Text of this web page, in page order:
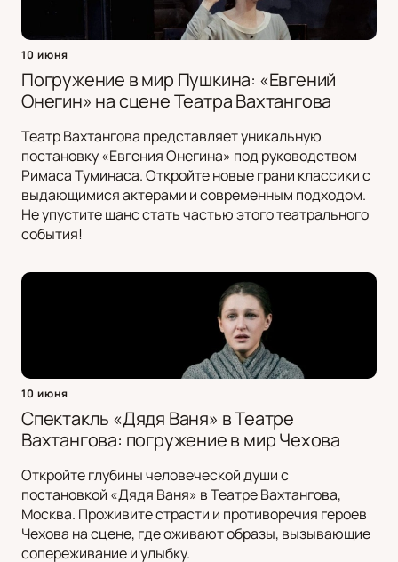
10 июня
Погружение в мир Пушкина: «Евгений
Онегин» на сцене Театра Вахтангова
Театр Вахтангова представляет уникальную
постановку «Евгения Онегина» под руководством
Римаса Туминаса. Откройте новые грани классики с
выдающимися актерами и современным подходом.
Не упустите шанс стать частью этого театрального
события!
10 июня
Спектакль «Дядя Ваня» в Театре
Вахтангова: погружение в мир Чехова
Откройте глубины человеческой души с
постановкой «Дядя Ваня» в Театре Вахтангова,
Москва. Проживите страсти и противоречия героев
Чехова на сцене, где оживают образы, вызывающие
сопереживание и улыбку.